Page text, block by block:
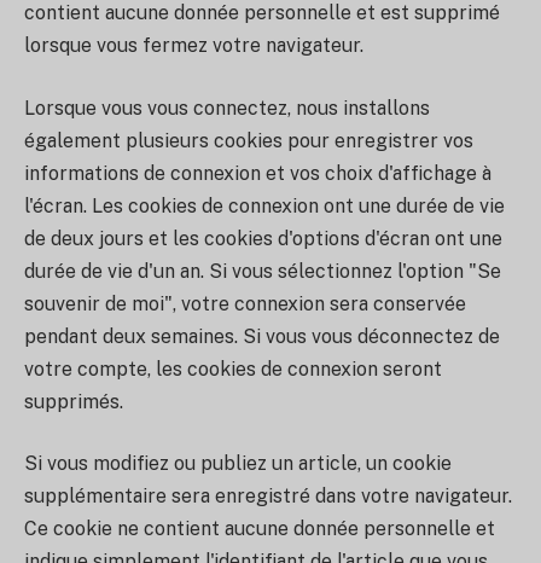
contient aucune donnée personnelle et est supprimé
lorsque vous fermez votre navigateur.
Lorsque vous vous connectez, nous installons
également plusieurs cookies pour enregistrer vos
informations de connexion et vos choix d'affichage à
l'écran. Les cookies de connexion ont une durée de vie
de deux jours et les cookies d'options d'écran ont une
durée de vie d'un an. Si vous sélectionnez l'option "Se
souvenir de moi", votre connexion sera conservée
pendant deux semaines. Si vous vous déconnectez de
votre compte, les cookies de connexion seront
supprimés.
Si vous modifiez ou publiez un article, un cookie
supplémentaire sera enregistré dans votre navigateur.
Ce cookie ne contient aucune donnée personnelle et